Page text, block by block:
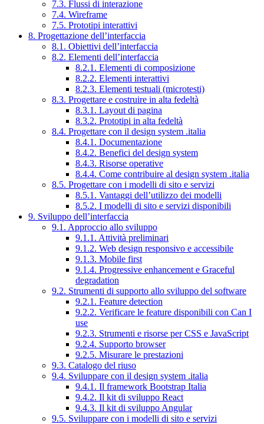
7.3. Flussi di interazione
7.4. Wireframe
7.5. Prototipi interattivi
8. Progettazione dell’interfaccia
8.1. Obiettivi dell’interfaccia
8.2. Elementi dell’interfaccia
8.2.1. Elementi di composizione
8.2.2. Elementi interattivi
8.2.3. Elementi testuali (microtesti)
8.3. Progettare e costruire in alta fedeltà
8.3.1. Layout di pagina
8.3.2. Prototipi in alta fedeltà
8.4. Progettare con il design system .italia
8.4.1. Documentazione
8.4.2. Benefici del design system
8.4.3. Risorse operative
8.4.4. Come contribuire al design system .italia
8.5. Progettare con i modelli di sito e servizi
8.5.1. Vantaggi dell’utilizzo dei modelli
8.5.2. I modelli di sito e servizi disponibili
9. Sviluppo dell’interfaccia
9.1. Approccio allo sviluppo
9.1.1. Attività preliminari
9.1.2. Web design responsivo e accessibile
9.1.3. Mobile first
9.1.4. Progressive enhancement e Graceful
degradation
9.2. Strumenti di supporto allo sviluppo del software
9.2.1. Feature detection
9.2.2. Verificare le feature disponibili con Can I
use
9.2.3. Strumenti e risorse per CSS e JavaScript
9.2.4. Supporto browser
9.2.5. Misurare le prestazioni
9.3. Catalogo del riuso
9.4. Sviluppare con il design system .italia
9.4.1. Il framework Bootstrap Italia
9.4.2. Il kit di sviluppo React
9.4.3. Il kit di sviluppo Angular
9.5. Sviluppare con i modelli di sito e servizi